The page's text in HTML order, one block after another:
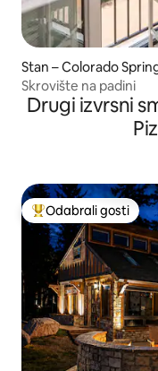
Stan – Colorado
Skrovište na padini
Drugi izvrsni
Među najviše
Odabrali gosti